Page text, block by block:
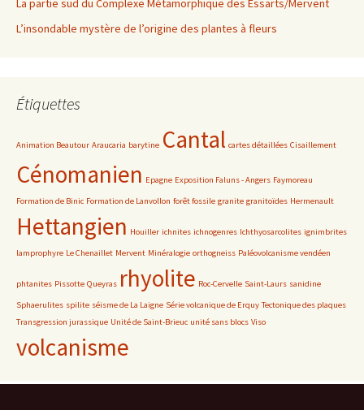
La partie sud du Complexe Métamorphique des Essarts/Mervent
L’insondable mystère de l’origine des plantes à fleurs
Étiquettes
Animation Beautour Araucaria barytine Cantal cartes détaillées Cisaillement
Cénomanien Epagne Exposition Faluns - Angers Faymoreau
Formation de Binic Formation de Lanvollon forêt fossile granite granitoïdes Hermenault
Hettangien Houiller ichnites ichnogenres Ichthyosarcolites ignimbrites
lamprophyre Le Chenaillet Mervent Minéralogie orthogneiss Paléovolcanisme vendéen
phtanites Pissotte Queyras rhyolite Roc-Cervelle Saint-Laurs sanidine
Sphaerulites spilite séisme de La Laigne Série volcanique de Erquy Tectonique des plaques
Transgression jurassique Unité de Saint-Brieuc unité sans blocs Viso
volcanisme